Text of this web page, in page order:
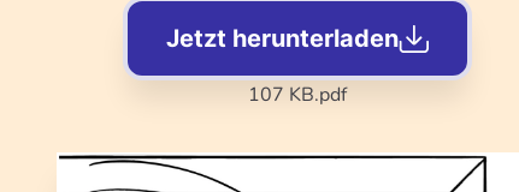
Jetzt herunterladen
107 KB.pdf